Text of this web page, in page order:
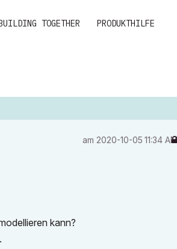
TOGETHER PRODUKTHILFE
am ‎2020-10-05 11:34 AM
kann?